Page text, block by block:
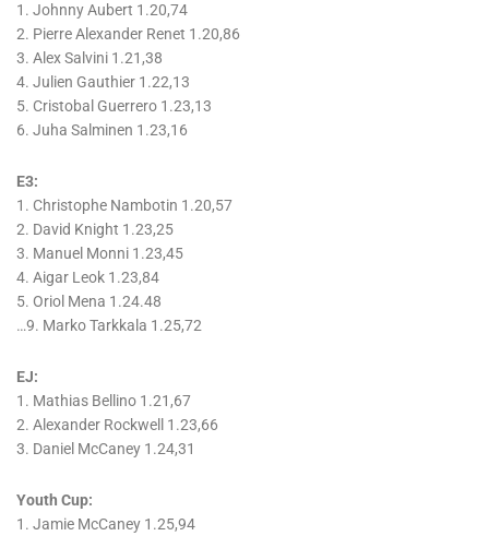
1. Johnny Aubert 1.20,74
2. Pierre Alexander Renet 1.20,86
3. Alex Salvini 1.21,38
4. Julien Gauthier 1.22,13
5. Cristobal Guerrero 1.23,13
6. Juha Salminen 1.23,16
E3:
1. Christophe Nambotin 1.20,57
2. David Knight 1.23,25
3. Manuel Monni 1.23,45
4. Aigar Leok 1.23,84
5. Oriol Mena 1.24.48
…9. Marko Tarkkala 1.25,72
EJ:
1. Mathias Bellino 1.21,67
2. Alexander Rockwell 1.23,66
3. Daniel McCaney 1.24,31
Youth Cup:
1. Jamie McCaney 1.25,94